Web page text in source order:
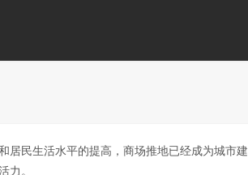
居民生活水平的提高，商场推地已经成为城市建
。